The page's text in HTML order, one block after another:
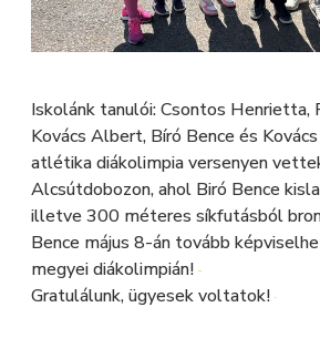
Iskolánk tanulói: Csontos Henrietta,
Kovács Albert, Bíró Bence és
atlétika diákolimpia versenyen
Alcsútdobozon, ahol Biró Bence
illetve 300 méteres síkfutásból
Bence május 8-án tovább
megyei diákolimpián!
Gratulálunk, ügyesek voltatok!